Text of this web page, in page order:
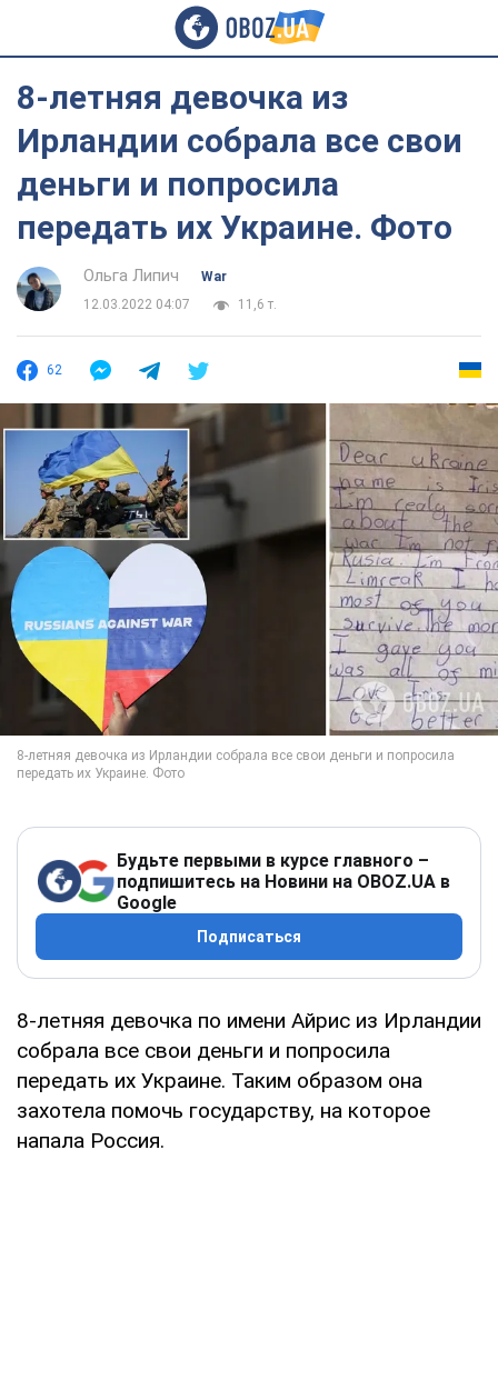
8-летняя девочка из
Ирландии собрала все свои
деньги и попросила
передать их Украине. Фото
Ольга Липич
War
12.03.2022 04:07
11,6 т.
62
Будьте первыми в курсе главного –
подпишитесь на Новини на OBOZ.UA в
Google
Подписаться
8-летняя девочка по имени Айрис из Ирландии
собрала все свои деньги и попросила
передать их Украине. Таким образом она
захотела помочь государству, на которое
напала Россия.